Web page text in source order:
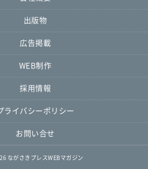
出版物
広告掲載
WEB制作
採用情報
ライバシーポリシー
お問い合せ
ながさきプレスWEBマガジン